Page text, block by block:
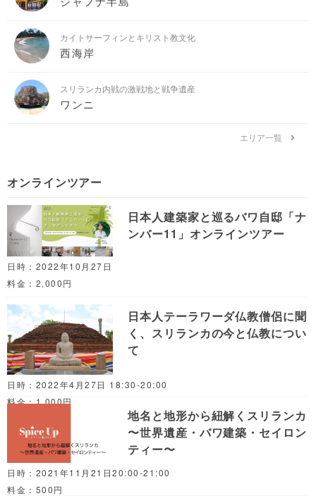
カイトサーフィンとキリスト教文化
西海岸
スリランカ内戦の激戦地と戦争遺産
ワンニ
エリア一覧
オンラインツアー
日本人建築家と巡るバワ自邸「ナ
ンバー11」オンラインツアー
日時：2022年10月27日
料金：2,000円
日本人テーラワーダ仏教僧侶に聞
く、スリランカの今と仏教につい
て
日時：2022年4月27日 18:30-20:00
料金：1,000円
地名と地形から紐解くスリランカ
〜世界遺産・バワ建築・セイロン
ティー〜
日時：2021年11月21日20:00-21:00
料金：500円